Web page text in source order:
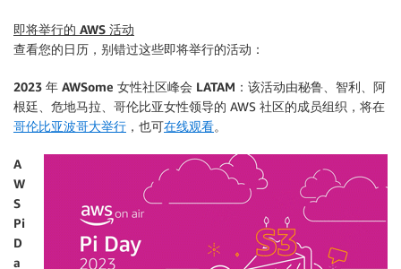
即将举行的 AWS 活动
查看您的日历，别错过这些即将举行的活动：
2023 年 AWSome 女性社区峰会 LATAM ：该活动由秘鲁、智利、阿
根廷、危地马拉、哥伦比亚女性领导的 AWS 社区的成员组织，将在
哥伦比亚波哥大举行 ，也可在线观看。
A
W
S
Pi
D
a